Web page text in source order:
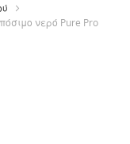
νερό Pure Pro